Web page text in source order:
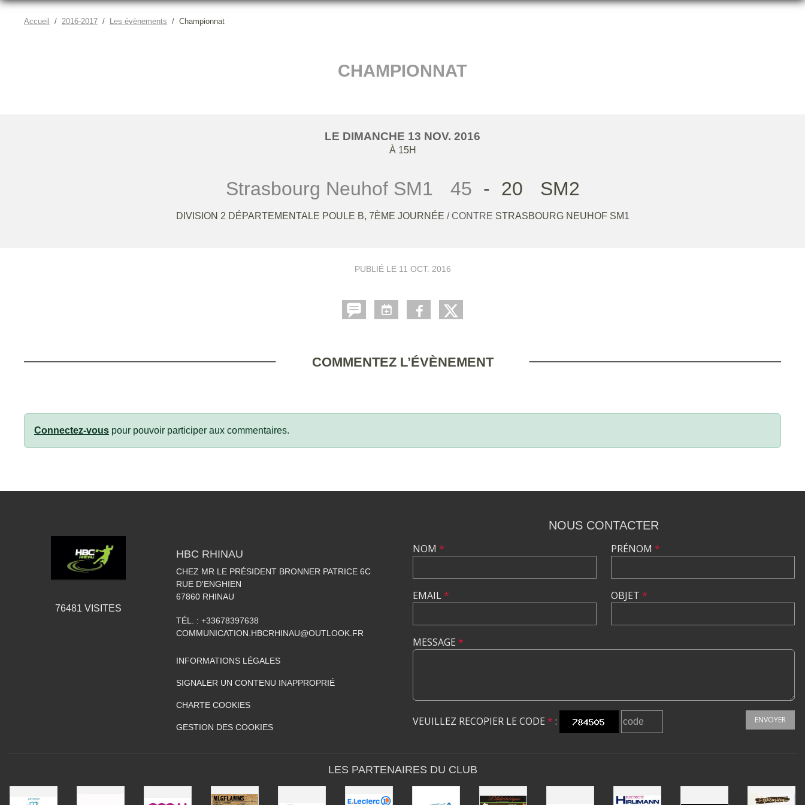
Accueil 2016-2017 Les évènements Championnat
CHAMPIONNAT
LE DIMANCHE 13 NOV. 2016
À 15H
Strasbourg Neuhof SM1 45 - 20 SM2
DIVISION 2 DÉPARTEMENTALE POULE B, 7ÈME JOURNÉE / CONTRE STRASBOURG NEUHOF SM1
PUBLIÉ LE 11 OCT. 2016
COMMENTEZ L’ÉVÈNEMENT
Connectez-vous pour pouvoir participer aux commentaires.
76481 VISITES
HBC RHINAU
CHEZ MR LE PRÉSIDENT BRONNER PATRICE 6C
RUE D'ENGHIEN
67860 RHINAU
TÉL. : +33678397638
COMMUNICATION.HBCRHINAU@OUTLOOK.FR
INFORMATIONS LÉGALES
SIGNALER UN CONTENU INAPPROPRIÉ
CHARTE COOKIES
GESTION DES COOKIES
NOUS CONTACTER
NOM *
EMAIL*
PRÉNOM *
OBJET *
MESSAGE *
VEUILLEZ RECOPIER LE CODE * : ENVOYER
LES PARTENAIRES DU CLUB